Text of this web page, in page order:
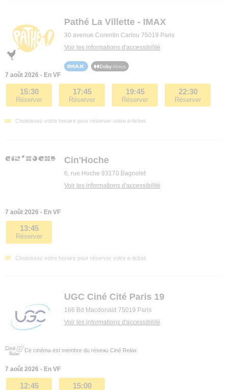
Pathé La Villette - IMAX
30 avenue Corentin Cariou 75019 Paris
Voir les informations d'accessibilité
7 août 2026 - En VF
15:30
Réserver
17:45
Réserver
19:45
Réserver
22:30
Réserver
Choisissez votre horaire pour réserver votre e-ticket.
Cin'Hoche
6, rue Hoche 93170 Bagnolet
Voir les informations d'accessibilité
7 août 2026 - En VF
13:45
Réserver
Choisissez votre horaire pour réserver votre e-ticket.
UGC Ciné Cité Paris 19
166 Bd Macdonald 75019 Paris
Voir les informations d'accessibilité
Ce cinéma est membre du réseau Ciné Relax
7 août 2026 - En VF
12:45 15:00